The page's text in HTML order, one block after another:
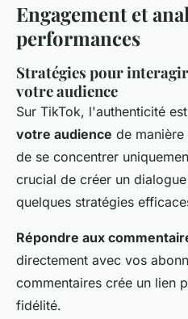
Engagement et
performances
Stratégies pour
votre audience
Sur TikTok, l'authenticité
votre audience de
de se concentrer
crucial de créer un
quelques stratégies
Répondre aux
directement avec vos
commentaires crée un lien
fidélité.